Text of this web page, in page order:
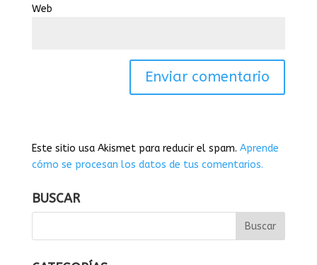
Web
Este sitio usa Akismet para reducir el spam. Aprende
cómo se procesan los datos de tus comentarios.
BUSCAR